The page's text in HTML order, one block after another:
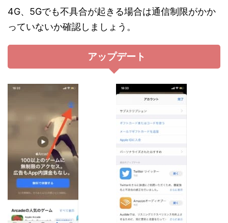
4G、5Gでも不具合が起きる場合は通信制限がかか
っていないか確認しましょう。
アップデート